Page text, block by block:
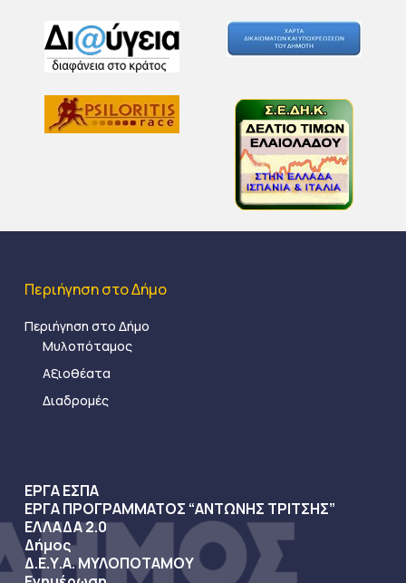
Περιήγηση στο Δήμο
Περιήγηση στο Δήμο
Μυλοπόταμος
Αξιοθέατα
Διαδρομές
ΕΡΓΑ ΕΣΠΑ
ΕΡΓΑ ΠΡΟΓΡΑΜΜΑΤΟΣ “ΑΝΤΩΝΗΣ ΤΡΙΤΣΗΣ”
ΕΛΛΑΔΑ 2.0
Δήμος
Δ.Ε.Υ.Α. ΜΥΛΟΠΟΤΑΜΟΥ